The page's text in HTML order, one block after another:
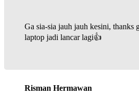
Ga sia-sia jauh jauh kesini, thanks
laptop jadi lancar lagi👍
Risman Hermawan